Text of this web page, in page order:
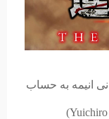
انیمه به حساب
میاد، توسط «یویچیرو هایاشی» (Yuichiro Hayashi)